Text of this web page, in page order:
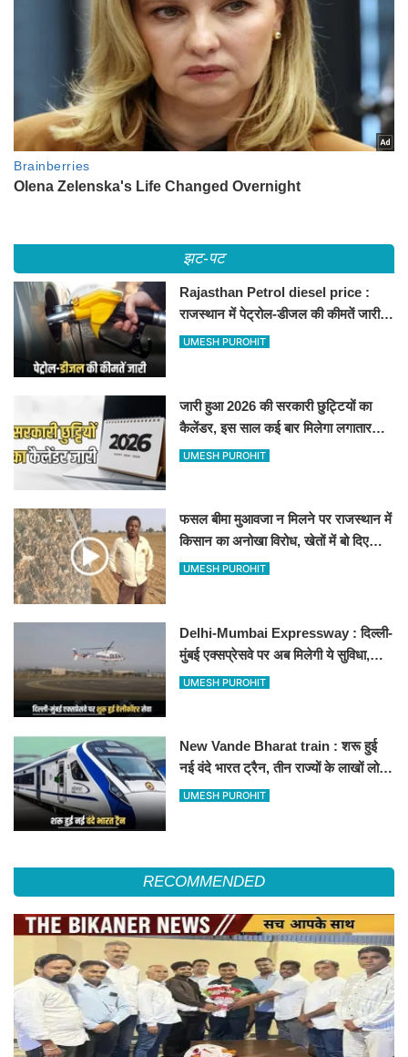
झट-पट
Rajasthan Petrol diesel price :
राजस्थान में पेट्रोल-डीजल की कीमतें जारी,
जानिए बीकानेर समेत पुरे प्रदेश में नए रेट
UMESH PUROHIT
जारी हुआ 2026 की सरकारी छुट्टियों का
कैलेंडर, इस साल कई बार मिलेगा लगातार
अवकाश, देखें
UMESH PUROHIT
फसल बीमा मुआवजा न मिलने पर राजस्थान में
किसान का अनोखा विरोध, खेतों में बो दिए
500-500 रुपए के नोट, वीडियो वायरल
UMESH PUROHIT
Delhi-Mumbai Expressway : दिल्ली-
मुंबई एक्सप्रेसवे पर अब मिलेगी ये सुविधा,
हेलीकॉप्टर सर्विस से तुरंत घायल पहुंचेगा
UMESH PUROHIT
New Vande Bharat train : शरू हुई
नई वंदे भारत ट्रैन, तीन राज्यों के लाखों लोगों
का सफर होगा आसान, देखें पूरा रूटमैप
UMESH PUROHIT
RECOMMENDED